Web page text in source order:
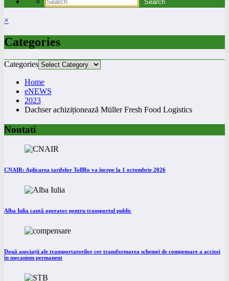
×
Categories
Categories
Home
eNEWS
2023
Dachser achiziționează Müller Fresh Food Logistics
Noutati
CNAIR: Aplicarea tarifelor TollRo va începe la 1 octombrie 2026
Alba Iulia caută operator pentru transportul public
Două asociații ale transportatorilor cer transformarea schemei de compensare a accizei
în mecanism permanent